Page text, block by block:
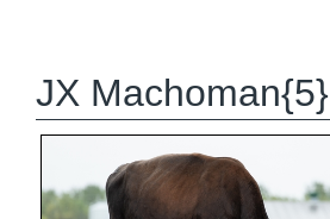
JX Machoman{5}